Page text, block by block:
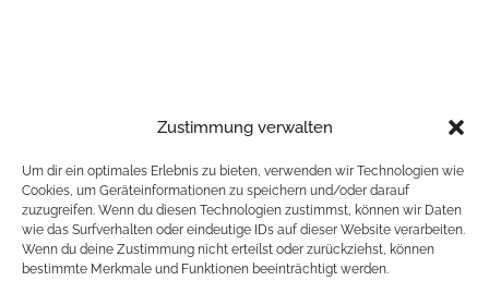
Zustimmung verwalten
Um dir ein optimales Erlebnis zu bieten, verwenden wir Technologien wie
Cookies, um Geräteinformationen zu speichern und/oder darauf
zuzugreifen. Wenn du diesen Technologien zustimmst, können wir Daten
wie das Surfverhalten oder eindeutige IDs auf dieser Website verarbeiten.
Wenn du deine Zustimmung nicht erteilst oder zurückziehst, können
bestimmte Merkmale und Funktionen beeinträchtigt werden.
PRÄSENTIERT VON BAR`N EVENT GMBH
VVK 23 /